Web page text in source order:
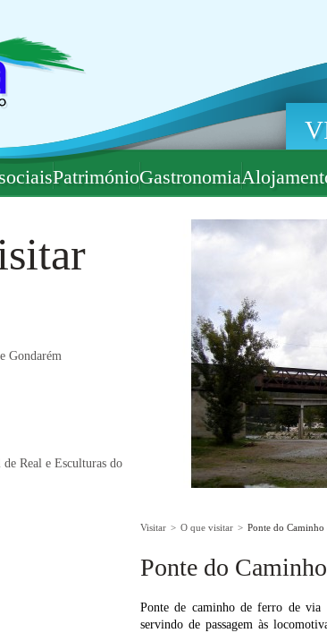
PatrimónioGastronomia
Gondarém
Real e Esculturas do
Visitar > O que visitar > Ponte do
Ponte do
Ponte de caminho de ferro de via
servindo de passagem às